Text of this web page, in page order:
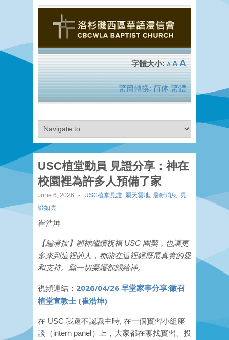
A A A
繁簡轉換: 简体 繁體
USC植堂動員 見證分享：神在
校園裡為許多人預備了家
June 6, 2026 - USC植堂見證 屬天雲地 最新消息
見
證如雲
崔浩坤
【編者按】 願神繼續祝福 USC 團契，也讓更
多來到這裡的人，都能在這裡經歷最真實的愛
和支持。願一切榮耀都歸給神。
視頻連結： 2026/04/26 早堂家事分享:徵召
植堂宣教士 (崔浩坤)
在 USC 我還不認識主時, 在一個實習小組座
談（intern panel）上，大家都在聊找實習、投